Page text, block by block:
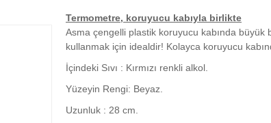
Termometre, koruyucu kabıyla birlikte
Asma çengelli plastik koruyucu kabında büyük
kullanmak için idealdir! Kolayca koruyucu
İçindeki Sıvı : Kırmızı renkli alkol.
Yüzeyin Rengi: Beyaz.
Uzunluk : 28 cm.